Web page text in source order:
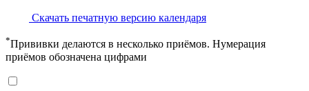
Скачать печатную версию календаря
*Прививки делаются в несколько приёмов. Нумерация
приёмов обозначена цифрами